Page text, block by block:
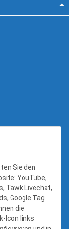
Sie den
YouTube,
Tawk Livechat,
Google Tag
die
Icon links